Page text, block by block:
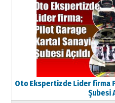
Oto Ekspertizde Lider firma
Şubesi